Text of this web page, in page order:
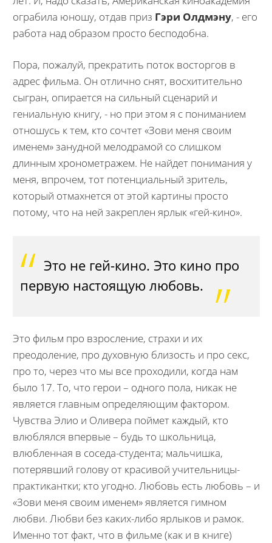
ограбила юношу, отдав приз Гэри Олдмэну, - его
работа над образом просто бесподобна.
Пора, пожалуй, прекратить поток восторгов в
адрес фильма. Он отлично снят, восхитительно
сыгран, опирается на сильный сценарий и
гениальную книгу, - но при этом я с пониманием
отношусь к тем, кто сочтет «Зови меня своим
именем» занудной мелодрамой со слишком
длинным хронометражем. Не найдет понимания у
меня, впрочем, тот потенциальный зритель,
который отмахнется от этой картины просто
потому, что на ней закреплен ярлык «гей-кино».
Это не гей-кино. Это кино про
первую настоящую любовь.
Это фильм про взросление, страхи и их
преодоление, про духовную близость и про секс,
про то, через что мы все проходили, когда нам
было 17. То, что герои – одного пола, никак не
является главным определяющим фактором.
Чувства Элио и Оливера поймет каждый, кто
влюблялся впервые – будь то школьница,
влюбленная в соседа-студента; мальчишка,
потерявший голову от красивой учительницы-
практикантки; кто угодно. Любовь есть любовь – и
«Зови меня своим именем» является гимном
любви. Любви без каких-либо ярлыков и рамок.
Именно тот факт, что в фильме (как и в книге)